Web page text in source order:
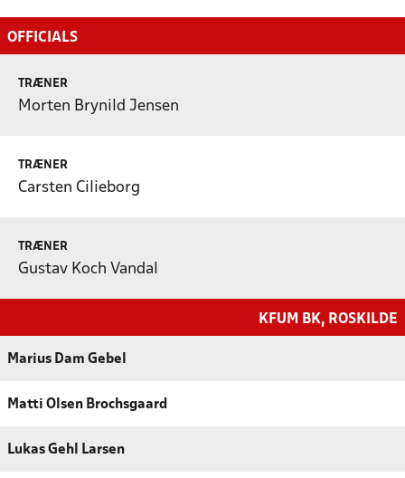
OFFICIALS
TRÆNER
Morten Brynild Jensen
TRÆNER
Carsten Cilieborg
TRÆNER
Gustav Koch Vandal
KFUM BK, ROSKILDE
Marius Dam Gebel
Matti Olsen Brochsgaard
Lukas Gehl Larsen